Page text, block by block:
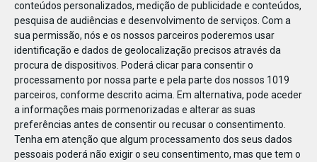
conteúdos personalizados, medição de publicidade e conteúdos,
pesquisa de audiências e desenvolvimento de serviços. Com a
sua permissão, nós e os nossos parceiros poderemos usar
identificação e dados de geolocalização precisos através da
procura de dispositivos. Poderá clicar para consentir o
processamento por nossa parte e pela parte dos nossos 1019
parceiros, conforme descrito acima. Em alternativa, pode aceder
a informações mais pormenorizadas e alterar as suas
preferências antes de consentir ou recusar o consentimento.
Tenha em atenção que algum processamento dos seus dados
pessoais poderá não exigir o seu consentimento, mas que tem o
80192843113560